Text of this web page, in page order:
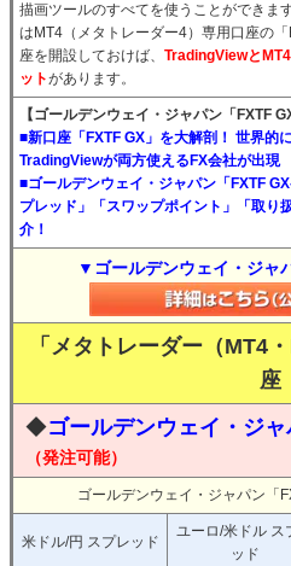
描画ツールのすべてを使うことができま
はMT4（メタトレーダー4）専用口座の
座を開設しておけば、 TradingViewと
ットがあります。
【ゴールデンウェイ・ジャパン「FXTF
■新口座「FXTF GX」を大解剖！ 世界的
TradingViewが両方使えるFX会社が出現
■ゴールデンウェイ・ジャパン「FXTF
プレッド」「スワップポイント」「取り
介！
▼ゴールデンウェイ・ジャ
「メタトレーダー（MT4
座
◆ゴールデンウェイ・ジャ
（発注可能）
ゴールデンウェイ・ジャパン「
米ドル/円 スプレッド
ユーロ/米ドル ス
ッド